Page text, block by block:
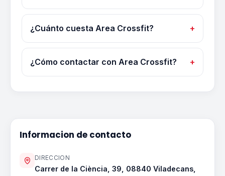
¿Cuánto cuesta Area Crossfit?
¿Cómo contactar con Area Crossfit?
Informacion de contacto
DIRECCION
Carrer de la Ciència, 39, 08840 Viladecans,